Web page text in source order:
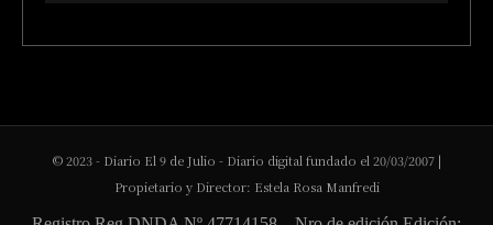
© 2023 - Diario El 9 de Julio - Diario digital fundado el 20/03/2007 |
Propietario y Director: Estela Rosa Manfredi